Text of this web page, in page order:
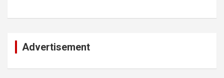
Advertisement